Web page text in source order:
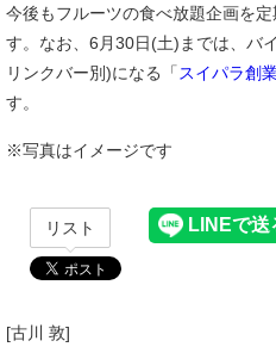
今後もフルーツの食べ放題企画を
す。なお、6月30日(土)までは、バ
リンクバー別)になる「 スイパラ創
す。
※写真はイメージです
リスト
[古川 敦]